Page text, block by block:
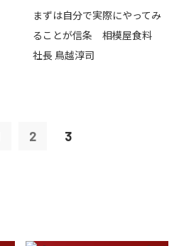
まずは自分で実際にやってみ
ることが信条 相模屋食料
社長 鳥越淳司
2 3